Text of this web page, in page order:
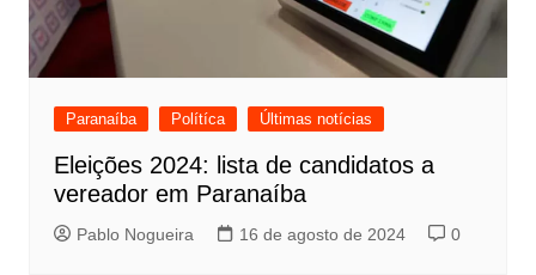
Paranaíba Polítíca Últimas notícias
Eleições 2024: lista de candidatos a
vereador em Paranaíba
Pablo Nogueira 16 de agosto de 2024 0